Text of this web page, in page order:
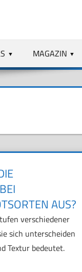
MAGAZIN
AUS?
verschiedener
sich unterscheiden
Textur bedeutet.